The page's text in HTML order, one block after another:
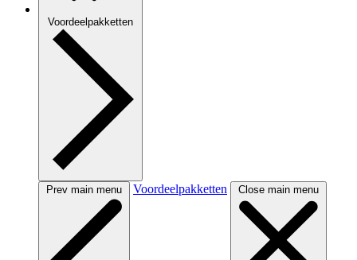
Voordeelpakketten
Prev main menu Voordeelpakketten Close main menu